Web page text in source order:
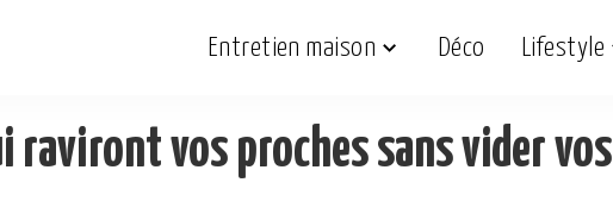
Entretien maison Déco Lifestyle
raviront vos proches sans vider vos